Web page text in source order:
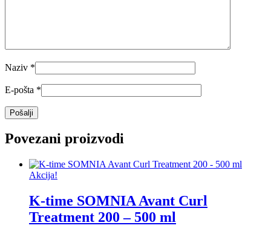
Naziv *
E-pošta *
Povezani proizvodi
Akcija!
K-time SOMNIA Avant Curl
Treatment 200 – 500 ml